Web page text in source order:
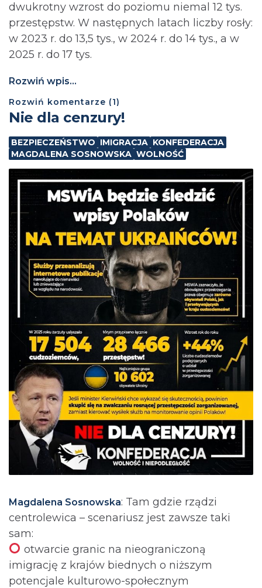
dwukrotny wzrost do poziomu niemal 12 tys.
przestępstw. W następnych latach liczby rosły:
w 2023 r. do 13,5 tys., w 2024 r. do 14 tys., a w
2025 r. do 17 tys.
Rozwiń wpis...
Rozwiń komentarze (1)
Nie dla cenzury!
BEZPIECZEŃSTWO IMIGRACJA KONFEDERACJA
MAGDALENA SOSNOWSKA WOLNOŚĆ
Magdalena Sosnowska: Tam gdzie rządzi
centrolewica – scenariusz jest zawsze taki
sam:
otwarcie granic na nieograniczoną
imigrację z krajów biednych o niższym
potencjale kulturowo-społecznym